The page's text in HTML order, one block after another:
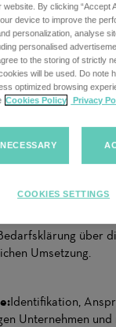
Zukunft zu
in über 30
Edge,
Bereich
In dieser Rolle
baust
zwischen
über
Umsetzung.
Identifikation,
Unternehmen
By clicking “Accept
device to improve the
personalization, analyse
personalised
to the storing of strictly
will be used. Do note
optimized browsing
Cookies Policy Privacy
COOKIES SETTINGS